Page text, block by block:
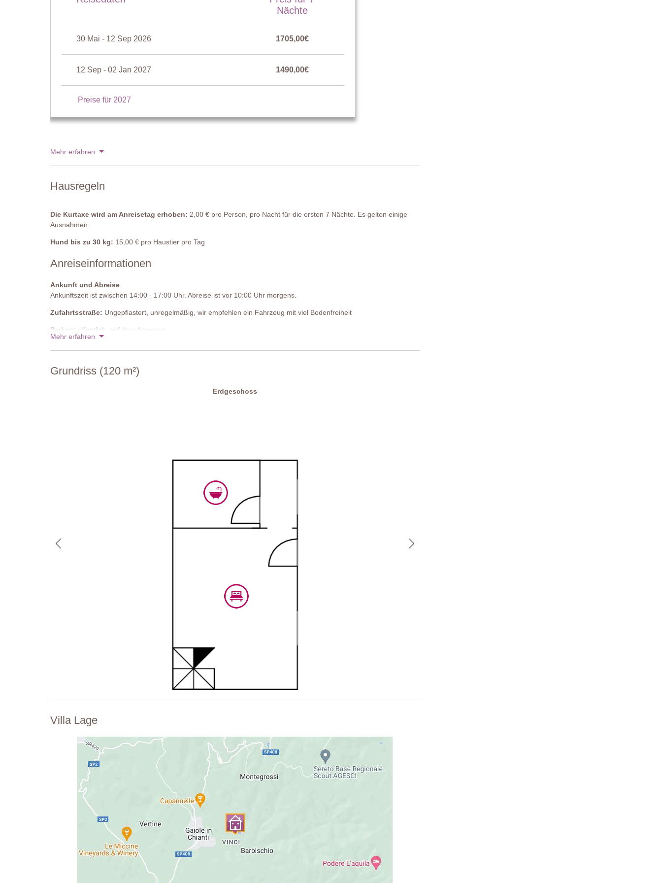
10 Meter
Öffnungszeiten:Jan bis Dec
Umzäunt:Nein
Nein
Reinigung:Nein
Entfernung vom Ferienhaus:
Nächte
30 Mai - 12 Sep 2026 1705,00€
12 Sep - 02 Jan 2027 1490,00€
Preise für 2027
Mehr erfahren
Hausregeln
Die Kurtaxe wird am Anreisetag erhoben: 2,00 € pro Person, pro Nacht für die ersten 7 Nächte. Es gelten einige
Ausnahmen.
Hund bis zu 30 kg: 15,00 € pro Haustier pro Tag
Anreiseinformationen
Ankunft und Abreise
Ankunftszeit ist zwischen 14:00 - 17:00 Uhr. Abreise ist vor 10:00 Uhr morgens.
Zufahrtsstraße: Ungepflastert, unregelmäßig, wir empfehlen ein Fahrzeug mit viel Bodenfreiheit
Parken: öffentlich, auf dem Anwesen
Mehr erfahren
Grundriss (120 m²)
Erdgeschoss
Villa Lage